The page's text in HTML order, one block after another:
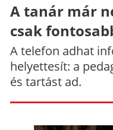
A tanár már
csak
A telefon adhat
helyettesít: a
és tartást ad.